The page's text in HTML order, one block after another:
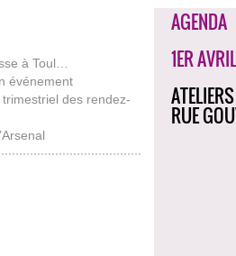
à Toul…
événement
trimestriel des rendez-
AGENDA
1ER
RUE